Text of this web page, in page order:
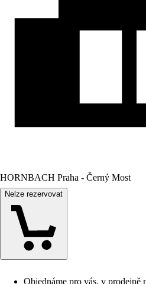
HORNBACH Praha - Černý Most
Nelze rezervovat
Objednáme pro vás, v prodejně